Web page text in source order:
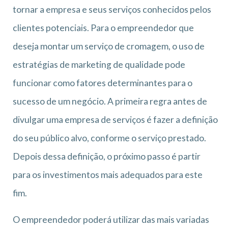
tornar a empresa e seus serviços conhecidos pelos
clientes potenciais. Para o empreendedor que
deseja montar um serviço de cromagem, o uso de
estratégias de marketing de qualidade pode
funcionar como fatores determinantes para o
sucesso de um negócio. A primeira regra antes de
divulgar uma empresa de serviços é fazer a definição
do seu público alvo, conforme o serviço prestado.
Depois dessa definição, o próximo passo é partir
para os investimentos mais adequados para este
fim.
O empreendedor poderá utilizar das mais variadas